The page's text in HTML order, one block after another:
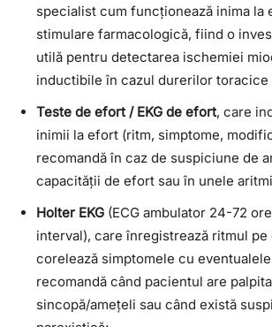
specialist cum funcționează inima la
stimulare farmacologică, fiind o
utilă pentru detectarea ischemiei
inductibile în cazul durerilor toracice
Teste de efort / EKG de efort, care
inimii la efort (ritm, simptome,
recomandă în caz de suspiciune de
capacității de efort sau în unele
Holter EKG (ECG ambulator 24-72
interval), care înregistrează ritmul pe
corelează simptomele cu
recomandă când pacientul are
sincopă/amețeli sau când există